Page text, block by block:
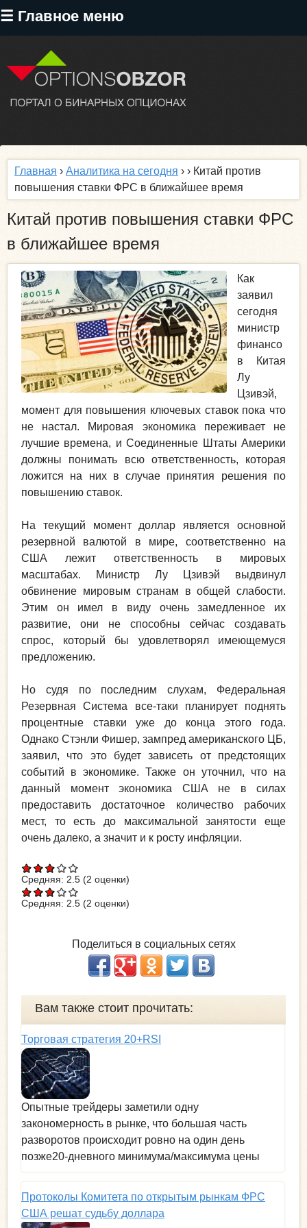
☰ Главное меню
Перейти
содержанию
Главная › Аналитика на сегодня › › Китай против
повышения ставки ФРС в ближайшее время
Китай против повышения ставки ФРС
в ближайшее время
Как
заявил
сегодня
министр
финансо
в Китая
Лу
Цзивэй,
момент для повышения ключевых ставок пока что
не настал. Мировая экономика переживает не
лучшие времена, и Соединенные Штаты Америки
должны понимать всю ответственность, которая
ложится на них в случае принятия решения по
повышению ставок.
На текущий момент доллар является основной
резервной валютой в мире, соответственно на
США лежит ответственность в мировых
масштабах. Министр Лу Цзивэй выдвинул
обвинение мировым странам в общей слабости.
Этим он имел в виду очень замедленное их
развитие, они не способны сейчас создавать
спрос, который бы удовлетворял имеющемуся
предложению.
Но судя по последним слухам, Федеральная
Резервная Система все-таки планирует поднять
процентные ставки уже до конца этого года.
Однако Стэнли Фишер, зампред американского ЦБ,
заявил, что это будет зависеть от предстоящих
событий в экономике. Также он уточнил, что на
данный момент экономика США не в силах
предоставить достаточное количество рабочих
мест, то есть до максимальной занятости еще
очень далеко, а значит и к росту инфляции.
Средняя: 2.5 (2 оценки)
Средняя: 2.5 (2 оценки)
Поделиться в социальных сетях
Вам также стоит прочитать:
Торговая стратегия 20+RSI
Опытные трейдеры заметили одну
закономерность в рынке, что большая часть
разворотов происходит ровно на один день
позже20-дневного минимума/максимума цены
Протоколы Комитета по открытым рынкам ФРС
США решат судьбу доллара